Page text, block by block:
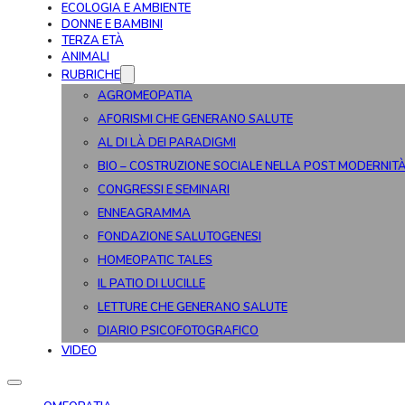
ECOLOGIA E AMBIENTE
DONNE E BAMBINI
TERZA ETÀ
ANIMALI
RUBRICHE
AGROMEOPATIA
AFORISMI CHE GENERANO SALUTE
AL DI LÀ DEI PARADIGMI
BIO – COSTRUZIONE SOCIALE NELLA POST
CONGRESSI E SEMINARI
ENNEAGRAMMA
FONDAZIONE SALUTOGENESI
HOMEOPATIC TALES
IL PATIO DI LUCILLE
LETTURE CHE GENERANO SALUTE
DIARIO PSICOFOTOGRAFICO
VIDEO